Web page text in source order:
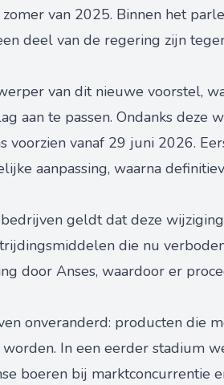
van 2025. Binnen het
deel van de regering zijn
van dit nieuwe voorstel,
aan te passen. Ondanks deze
voorzien vanaf 29 juni 2026.
aanpassing, waarna
geldt dat deze
die nu
door Anses, waardoor er
onveranderd: producten die
In een eerder stadium
boeren bij marktconcurrentie